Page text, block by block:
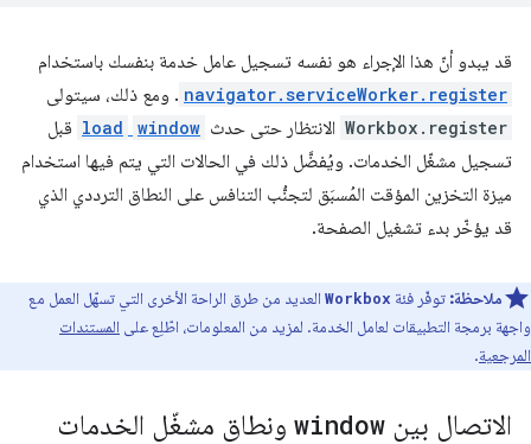
قد يبدو أنّ هذا الإجراء هو نفسه تسجيل عامل خدمة بنفسك باستخدام
navigator.serviceWorker.register . ومع ذلك، سيتولى
Workbox.register الانتظار حتى حدث window
load قبل
تسجيل مشغّل الخدمات. ويُفضَّل ذلك في الحالات التي يتم فيها استخدام
ميزة التخزين المؤقت المُسبَق لتجنُّب التنافس على النطاق الترددي الذي
قد يؤخّر بدء تشغيل الصفحة.
ملاحظة: توفّر فئة Workbox العديد من طرق الراحة الأخرى التي تسهّل العمل مع
واجهة برمجة التطبيقات لعامل الخدمة. لمزيد من المعلومات، اطّلِع على المستندات
المرجعية.
الاتصال بين window ونطاق مشغّل الخدمات